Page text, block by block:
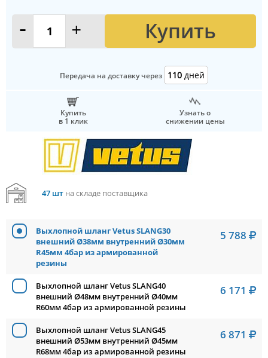
- + Купить
Передача на доставку через 110 дней
Купить
в 1 клик
Узнать о
снижении цены
47 штна складе поставщика
Выхлопной шланг Vetus SLANG30
внешний Ø38мм внутренний Ø30мм
R45мм 4бар из армированной
резины
5 788
Выхлопной шланг Vetus SLANG40
внешний Ø48мм внутренний Ø40мм
R60мм 4бар из армированной резины
6 171
Выхлопной шланг Vetus SLANG45
внешний Ø53мм внутренний Ø45мм
R68мм 4бар из армированной резины
6 871